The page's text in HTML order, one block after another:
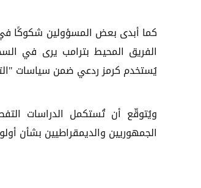
كما أبدى بعض المسؤولين شكوكًا في
الفريق المحيط بترامب يرى في
يُستخدم كرمز ردعي ضمن سياسات
ويُتوقّع أن تُستكمل الدراسات
الجمهوريين والديمقراطيين بشأن